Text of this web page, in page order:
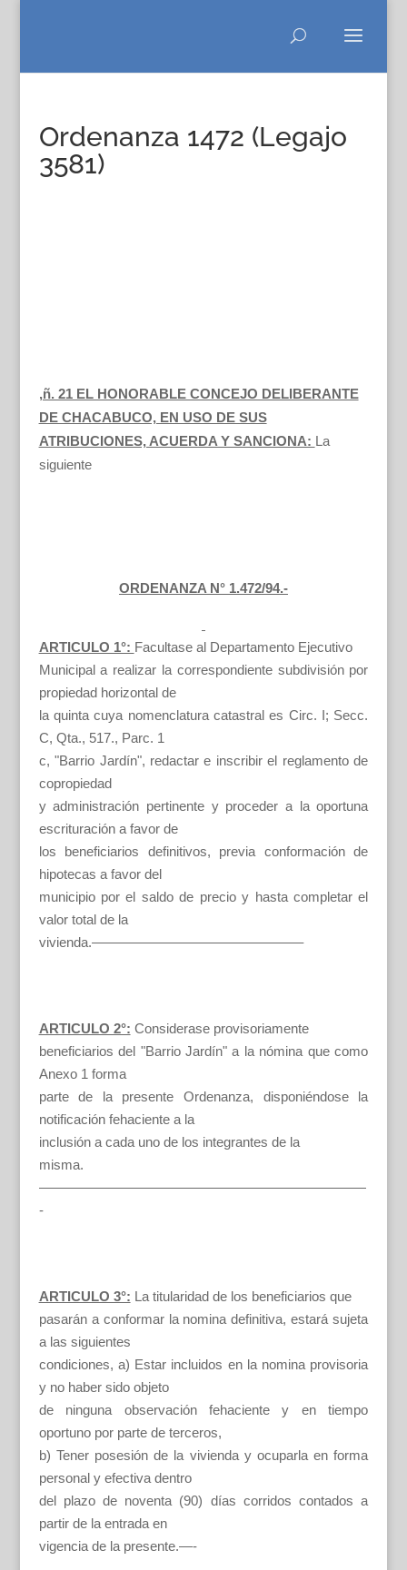
Ordenanza 1472 (Legajo
3581)
,ñ. 21 EL HONORABLE CONCEJO DELIBERANTE
DE CHACABUCO, EN USO DE SUS
ATRIBUCIONES, ACUERDA Y SANCIONA: La
siguiente
ORDENANZA N° 1.472/94.-
ARTICULO 1°: Facultase al Departamento Ejecutivo
Municipal a realizar la correspondiente subdivisión por
propiedad horizontal de
la quinta cuya nomenclatura catastral es Circ. I; Secc.
C, Qta., 517., Parc. 1
c, "Barrio Jardín", redactar e inscribir el reglamento de
copropiedad
y administración pertinente y proceder a la oportuna
escrituración a favor de
los beneficiarios definitivos, previa conformación de
hipotecas a favor del
municipio por el saldo de precio y hasta completar el
valor total de la
vivienda.———————————————–
ARTICULO 2°: Considerase provisoriamente
beneficiarios del "Barrio Jardín" a la nómina que como
Anexo 1 forma
parte de la presente Ordenanza, disponiéndose la
notificación fehaciente a la
inclusión a cada uno de los integrantes de la
misma.
————————————————————————
-
ARTICULO 3°: La titularidad de los beneficiarios que
pasarán a conformar la nomina definitiva, estará sujeta
a las siguientes
condiciones, a) Estar incluidos en la nomina provisoria
y no haber sido objeto
de ninguna observación fehaciente y en tiempo
oportuno por parte de terceros,
b) Tener posesión de la vivienda y ocuparla en forma
personal y efectiva dentro
del plazo de noventa (90) días corridos contados a
partir de la entrada en
vigencia de la presente.—-